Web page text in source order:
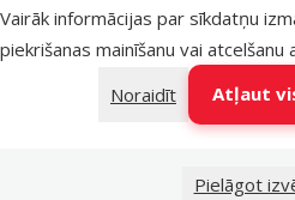
Vairāk informācijas par sīkdatņu
piekrišanas mainīšanu vai atcelšanu
Noraidīt
Atļaut
Pielāgot